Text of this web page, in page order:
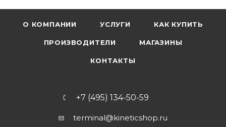
О КОМПАНИИ УСЛУГИ КАК КУПИТЬ
ПРОИЗВОДИТЕЛИ МАГАЗИНЫ
КОНТАКТЫ
+7 (495) 134-50-59
terminal@kineticshop.ru